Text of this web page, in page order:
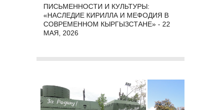
ПИСЬМЕННОСТИ И КУЛЬТУРЫ:
«НАСЛЕДИЕ КИРИЛЛА И МЕФОДИЯ В
СОВРЕМЕННОМ КЫРГЫЗСТАНЕ» - 22
МАЯ, 2026